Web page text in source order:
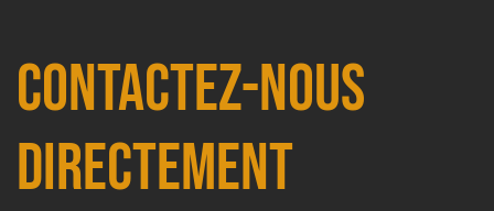
Contactez-nous
directement